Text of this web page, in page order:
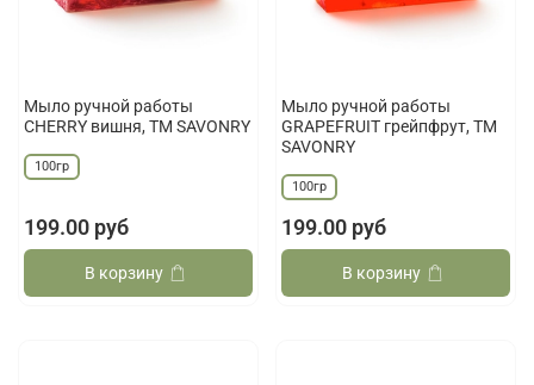
Мыло ручной работы
CHERRY вишня, ТМ SAVONRY
100гр
199.00 руб
В корзину
Мыло ручной работы
GRAPEFRUIT грейпфрут, ТМ
SAVONRY
100гр
199.00 руб
В корзину